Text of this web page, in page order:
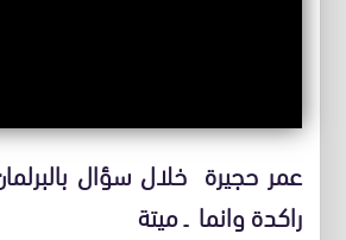
عمر حجيرة خلال سؤال
راكدة وانما ـ ميتة